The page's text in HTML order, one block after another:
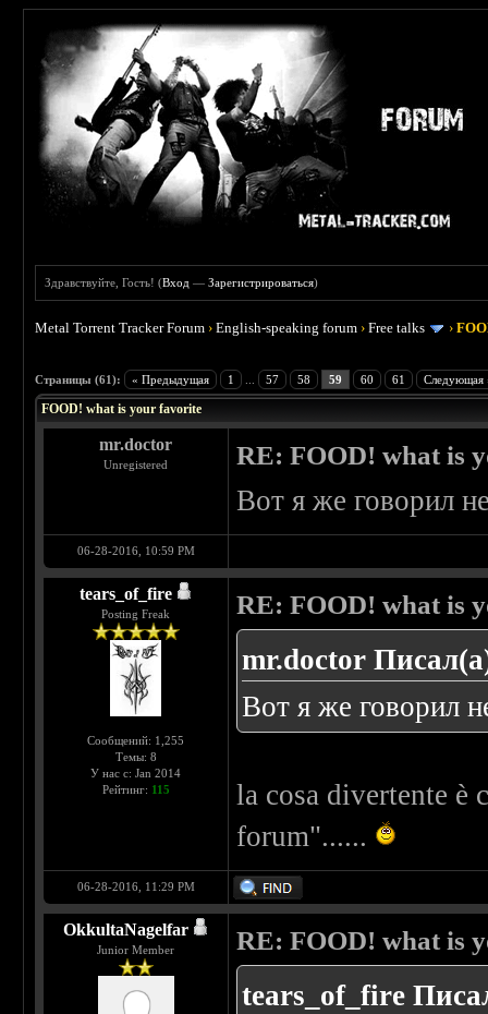
Здравствуйте, Гость! (Вход —Зарегистрироваться)
Metal Torrent Tracker Forum ›English-speaking forum ›Free talks ›
Страницы (61): « Предыдущая 1 57 58 59 60 61 Следующая
FOOD! what is your favorite
mr.doctor
Unregistered RE: FOOD! what is
Вот я же говорил
06-28-2016, 10:59 PM
tears_of_fire
Posting Freak
Сообщений: 1,255
Темы: 8
У нас с: Jan 2014
Рейтинг: 115
RE: FOOD! what is
mr.doctor
Вот я же говорил
la cosa divertente è
forum"......
06-28-2016, 11:29 PM
OkkultaNagelfar
Junior Member RE: FOOD! what is
tears_of_fire